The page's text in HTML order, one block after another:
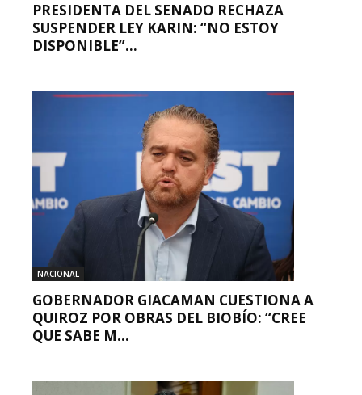
PRESIDENTA DEL SENADO RECHAZA
SUSPENDER LEY KARIN: “NO ESTOY
DISPONIBLE”...
NACIONAL
GOBERNADOR GIACAMAN CUESTIONA A
QUIROZ POR OBRAS DEL BIOBÍO: “CREE
QUE SABE M...